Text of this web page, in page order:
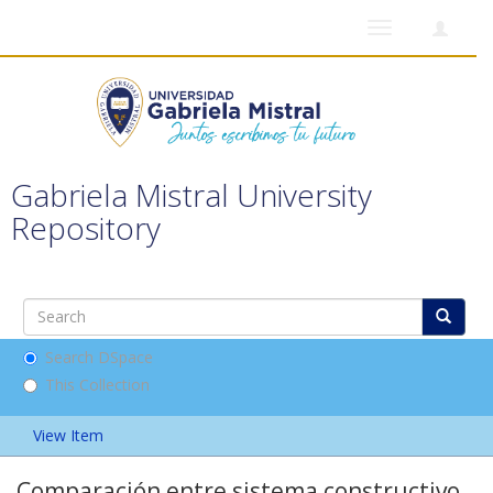
Gabriela Mistral University
Repository
Search DSpace
This Collection
View Item